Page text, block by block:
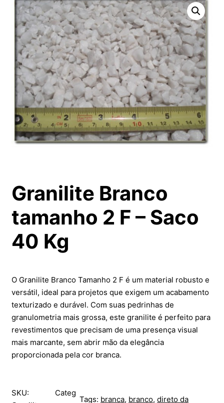
Granilite Branco
tamanho 2 F – Saco
40 Kg
O Granilite Branco Tamanho 2 F é um material robusto e
versátil, ideal para projetos que exigem um acabamento
texturizado e durável. Com suas pedrinhas de
granulometria mais grossa, este granilite é perfeito para
revestimentos que precisam de uma presença visual
mais marcante, sem abrir mão da elegância
proporcionada pela cor branca.
SKU:
Categ
Tags: branca, branco, direto da